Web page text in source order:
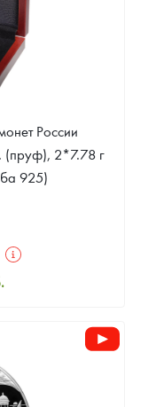
России
(пруф), 2*7.78 г
925)